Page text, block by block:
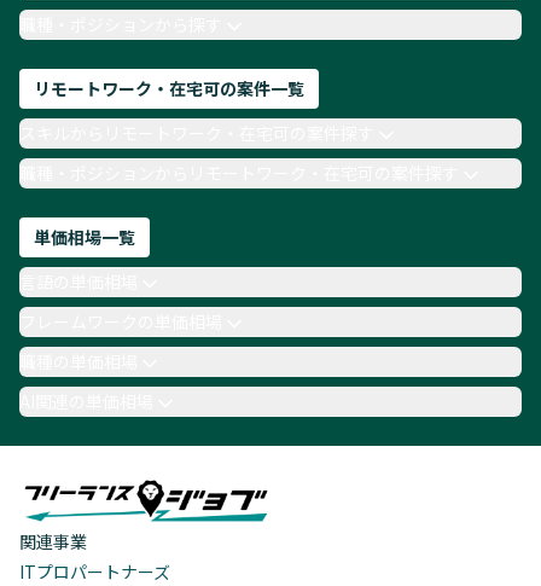
TypeScript
Laravel AWS
職種・ポジションから探す
リモートワーク・在宅可の案件一覧
スキルからリモートワーク・在宅可の案件探す
職種・ポジションからリモートワーク・在宅可の案件探す
単価相場一覧
言語の単価相場
フレームワークの単価相場
職種の単価相場
AI関連の単価相場
関連事業
ITプロパートナーズ